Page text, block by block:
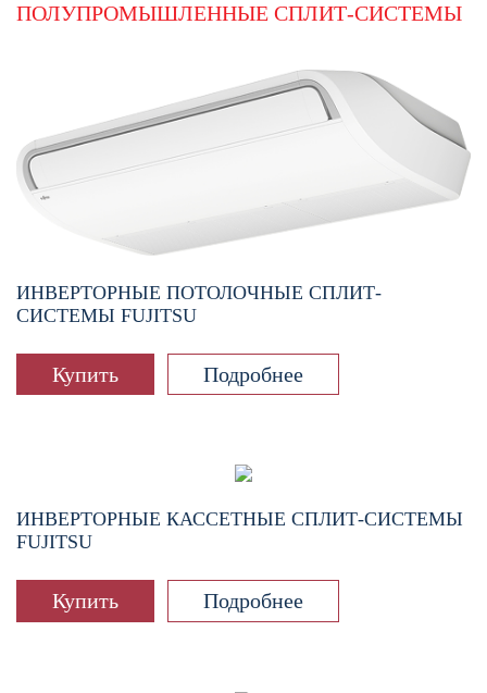
ПОЛУПРОМЫШЛЕННЫЕ СПЛИТ-СИСТЕМЫ
ИНВЕРТОРНЫЕ ПОТОЛОЧНЫЕ СПЛИТ-
СИСТЕМЫ FUJITSU
Купить Подробнее
ИНВЕРТОРНЫЕ КАССЕТНЫЕ СПЛИТ-СИСТЕМЫ
FUJITSU
Купить Подробнее